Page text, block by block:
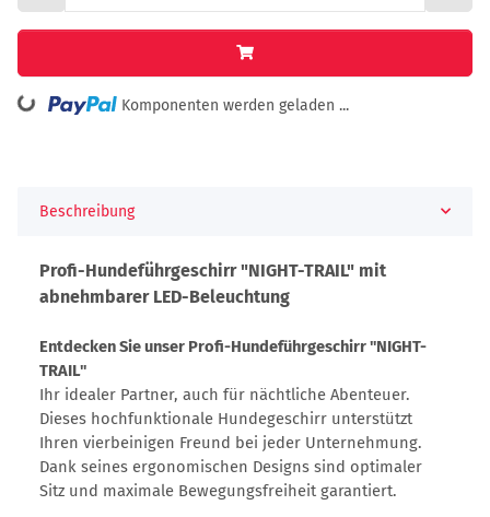
Komponenten werden geladen ...
Beschreibung
Profi-Hundeführgeschirr "NIGHT-TRAIL" mit
abnehmbarer LED-Beleuchtung
Entdecken Sie unser Profi-Hundeführgeschirr "NIGHT-
TRAIL"
Ihr idealer Partner, auch für nächtliche Abenteuer.
Dieses hochfunktionale Hundegeschirr unterstützt
Ihren vierbeinigen Freund bei jeder Unternehmung.
Dank seines ergonomischen Designs sind optimaler
Sitz und maximale Bewegungsfreiheit garantiert.